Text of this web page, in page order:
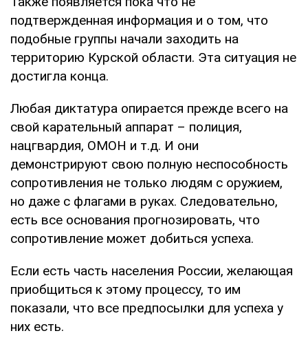
подтвержденная информация и о том, что
подобные группы начали заходить на
территорию Курской области. Эта ситуация не
достигла конца.
Любая диктатура опирается прежде всего на
свой карательный аппарат – полиция,
нацгвардия, ОМОН и т.д. И они
демонстрируют свою полную неспособность
сопротивления не только людям с оружием,
но даже с флагами в руках. Следовательно,
есть все основания прогнозировать, что
сопротивление может добиться успеха.
Если есть часть населения России, желающая
приобщиться к этому процессу, то им
показали, что все предпосылки для успеха у
них есть.